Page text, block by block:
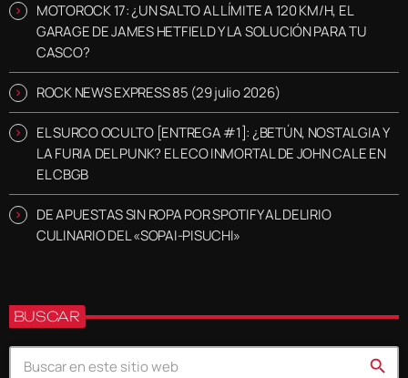
MOTOROCK 17: ¿UN SALTO AL LÍMITE A 120 KM/H, EL
GARAGE DE JAMES HETFIELD Y LA SOLUCIÓN PARA TU
CASCO?
ROCK NEWS EXPRESS 85 (29 julio 2026)
EL SURCO OCULTO [ENTREGA #1]: ¿BETÚN, NOSTALGIA Y
LA FURIA DEL PUNK? EL ECO INMORTAL DE JOHN CALE EN
EL CBGB
DE APUESTAS SIN ROPA POR SPOTIFY AL DELIRIO
CULINARIO DEL «SOPAI-PISUCHI»
BUSCAR
search